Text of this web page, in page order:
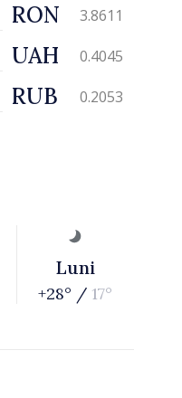
RON 3.8611
UAH 0.4045
RUB 0.2053
Luni
+28° / 17°